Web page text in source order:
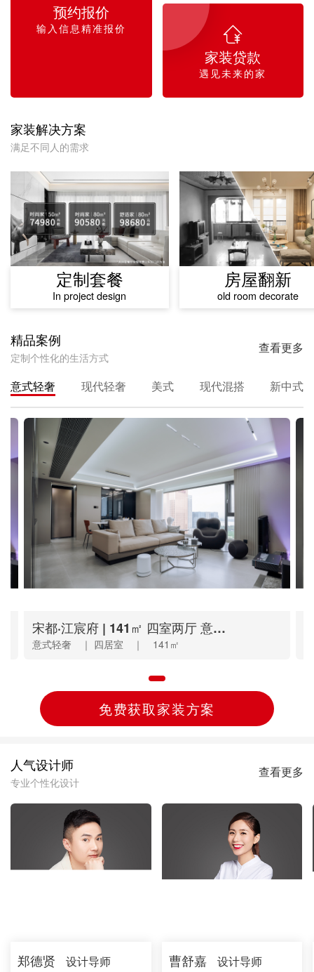
预约报价
输入信息精准报价 
家装贷款
遇见未来的家
家装解决方案
满足不同人的需求
定制套餐
In project design
房屋翻新
old room decorate
精品案例
定制个性化的生活方式
查看更多
意式轻奢 现代轻奢 美式 现代混搭 新中式
宋都·江宸府 | 141㎡ 四室两厅 意式轻奢
意式轻奢 ｜ 四居室 ｜ 141㎡
水河桥丨160㎡现代轻奢，浅米色多元演绎惬意生活！
现代轻奢 ｜ 三居室 ｜ 160㎡
逸品春江 | 120㎡ 三室两厅 美式
美式 ｜ 三居室 ｜ 120㎡
碧桂园 | 138㎡ 三室两厅 现代混搭
现代混搭 ｜ 四居室 ｜ 138㎡
江南大院 | 160㎡ 三室一厅 新中式
新中式 ｜ 三居室 ｜ 160㎡
免费获取家装方案
人气设计师
专业个性化设计
查看更多
郑德贤 设计导师 曹舒嘉 设计导师